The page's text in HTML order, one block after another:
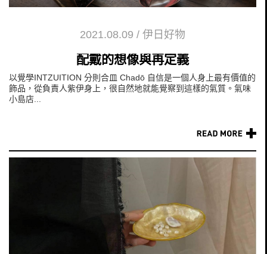
2021.08.09 / 伊日好物
配戴的想像與再定義
以覺學INTZUITION 分則合皿 Chadō 自信是一個人身上最有價值的
飾品，從負責人紫伊身上，很自然地就能覺察到這樣的氣質。氣味
小島店...